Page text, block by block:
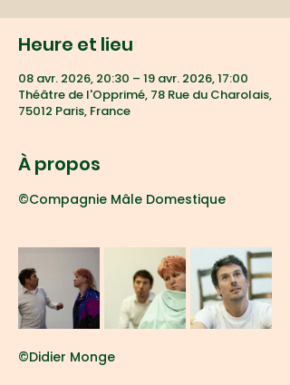
Heure et lieu
08 avr. 2026, 20:30 – 19 avr. 2026, 17:00
Théâtre de l'Opprimé, 78 Rue du Charolais,
75012 Paris, France
À propos
©Compagnie Mâle Domestique
©Didier Monge